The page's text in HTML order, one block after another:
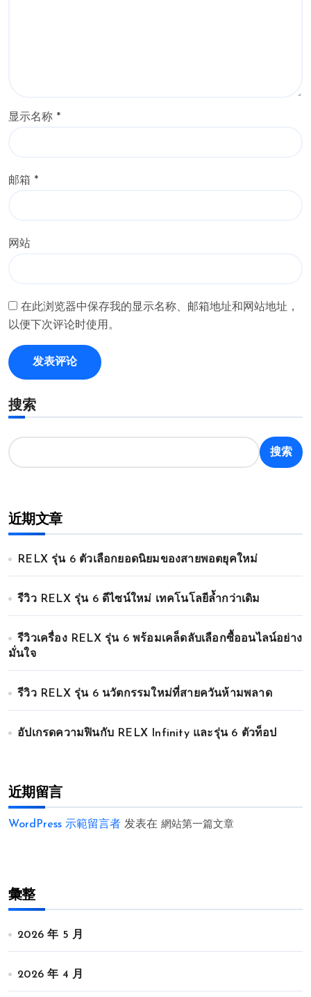
显示名称 *
邮箱 *
网站
在此浏览器中保存我的显示名称、邮箱地址和网站地址，
以便下次评论时使用。
搜索
搜索
近期文章
RELX รุ่น 6 ตัวเลือกยอดนิยมของสายพอตยุคใหม่
รีวิว RELX รุ่น 6 ดีไซน์ใหม่ เทคโนโลยีล้ำกว่าเดิม
รีวิวเครื่อง RELX รุ่น 6 พร้อมเคล็ดลับเลือกซื้ออนไลน์อย่าง
มั่นใจ
รีวิว RELX รุ่น 6 นวัตกรรมใหม่ที่สายควันห้ามพลาด
อัปเกรดความฟินกับ RELX Infinity และรุ่น 6 ตัวท็อป
近期留言
WordPress 示範留言者 发表在 網站第一篇文章
彙整
2026 年 5 月
2026 年 4 月